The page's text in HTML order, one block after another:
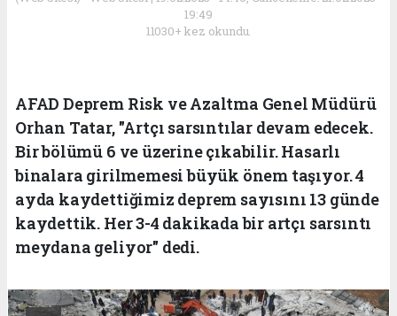
19:49
11030+ kez okundu.
AFAD Deprem Risk ve Azaltma Genel Müdürü
Orhan Tatar, "Artçı sarsıntılar devam edecek.
Bir bölümü 6 ve üzerine çıkabilir. Hasarlı
binalara girilmemesi büyük önem taşıyor. 4
ayda kaydettiğimiz deprem sayısını 13 günde
kaydettik. Her 3-4 dakikada bir artçı sarsıntı
meydana geliyor" dedi.